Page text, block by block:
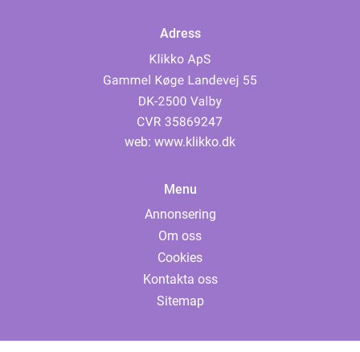
Adress
web: www.klikko.dk
Menu
Annonsering
Om oss
Cookies
Kontakta oss
Sitemap